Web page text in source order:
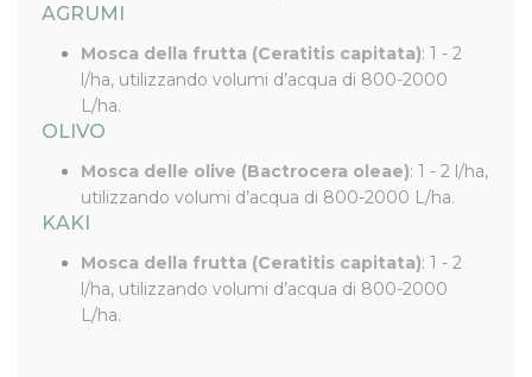
AGRUMI
Mosca della frutta (Ceratitis capitata): 1 - 2
l/ha, utilizzando volumi d’acqua di 800-2000
L/ha.
OLIVO
Mosca delle olive (Bactrocera oleae): 1 - 2 l/ha,
utilizzando volumi d’acqua di 800-2000 L/ha.
KAKI
Mosca della frutta (Ceratitis capitata): 1 - 2
l/ha, utilizzando volumi d’acqua di 800-2000
L/ha.